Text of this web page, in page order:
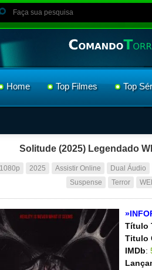
Home Top Filmes Top
Solitude (2025) Legendado
1080p 2025 Assistir Online Dual Áudio
Suspense
Terror
Título
Titulo
IMDb: